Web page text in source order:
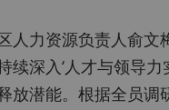
人力资源负责人俞文
续深入‘人才与领导
放潜能。根据全员